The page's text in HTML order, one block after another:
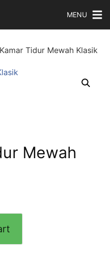
MENU
Tidur Mewah Klasik
Mewah